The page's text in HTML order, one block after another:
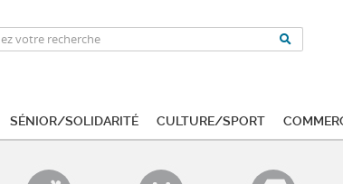
Sénior/Solidarité Culture/Sport